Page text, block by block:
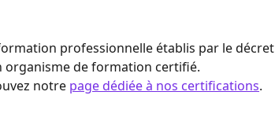
professionnelle établis par le décret
organisme de formation certifié.
notre page dédiée à nos certifications.